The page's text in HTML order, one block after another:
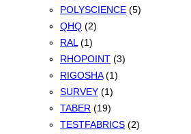
POLYSCIENCE (5)
QHQ (2)
RAL (1)
RHOPOINT (3)
RIGOSHA (1)
SURVEY (1)
TABER (19)
TESTFABRICS (2)